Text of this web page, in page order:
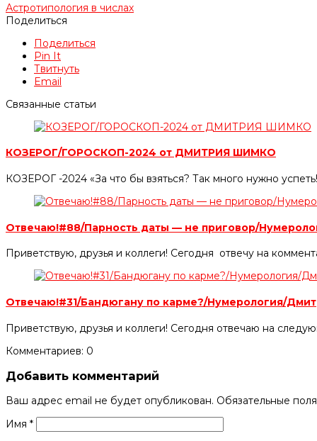
Астротипология в числах
Поделиться
Поделиться
Pin It
Твитнуть
Email
Связанные статьи
КОЗЕРОГ/ГОРОСКОП-2024 от ДМИТРИЯ ШИМКО
КОЗЕРОГ -2024 «За что бы взяться? Так много нужно
Отвечаю!#88/Парность даты — не приговор/
Приветствую, друзья и коллеги! Сегодня отвечу на
Отвечаю!#31/Бандюгану по карме?/Нумерология/
Приветствую, друзья и коллеги! Сегодня отвечаю на
Комментариев: 0
Добавить комментарий
Ваш адрес email не будет опубликован. Обязательные
Имя *